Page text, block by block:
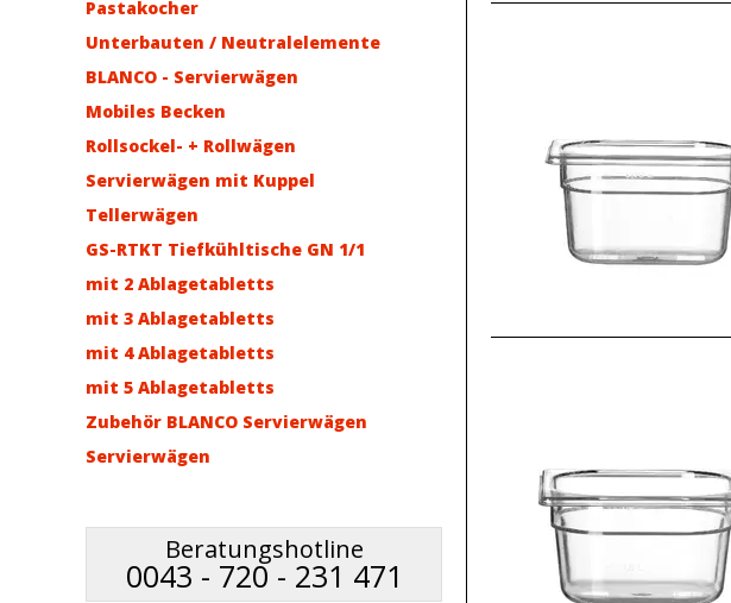
Pastakocher
Unterbauten / Neutralelemente
BLANCO - Servierwägen
Mobiles Becken
Rollsockel- + Rollwägen
Servierwägen mit Kuppel
Tellerwägen
GS-RTKT Tiefkühltische GN 1/1
mit 2 Ablagetabletts
mit 3 Ablagetabletts
mit 4 Ablagetabletts
mit 5 Ablagetabletts
Zubehör BLANCO Servierwägen
Servierwägen
Beratungshotline
0043 - 720 - 231 471